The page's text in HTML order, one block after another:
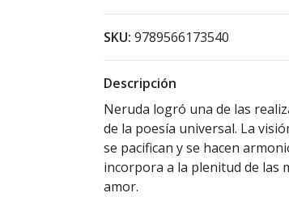
SKU: 9789566173540
Descripción
Neruda logró una de las
de la poesía universal. La
se pacifican y se hacen
incorpora a la plenitud de las
amor.